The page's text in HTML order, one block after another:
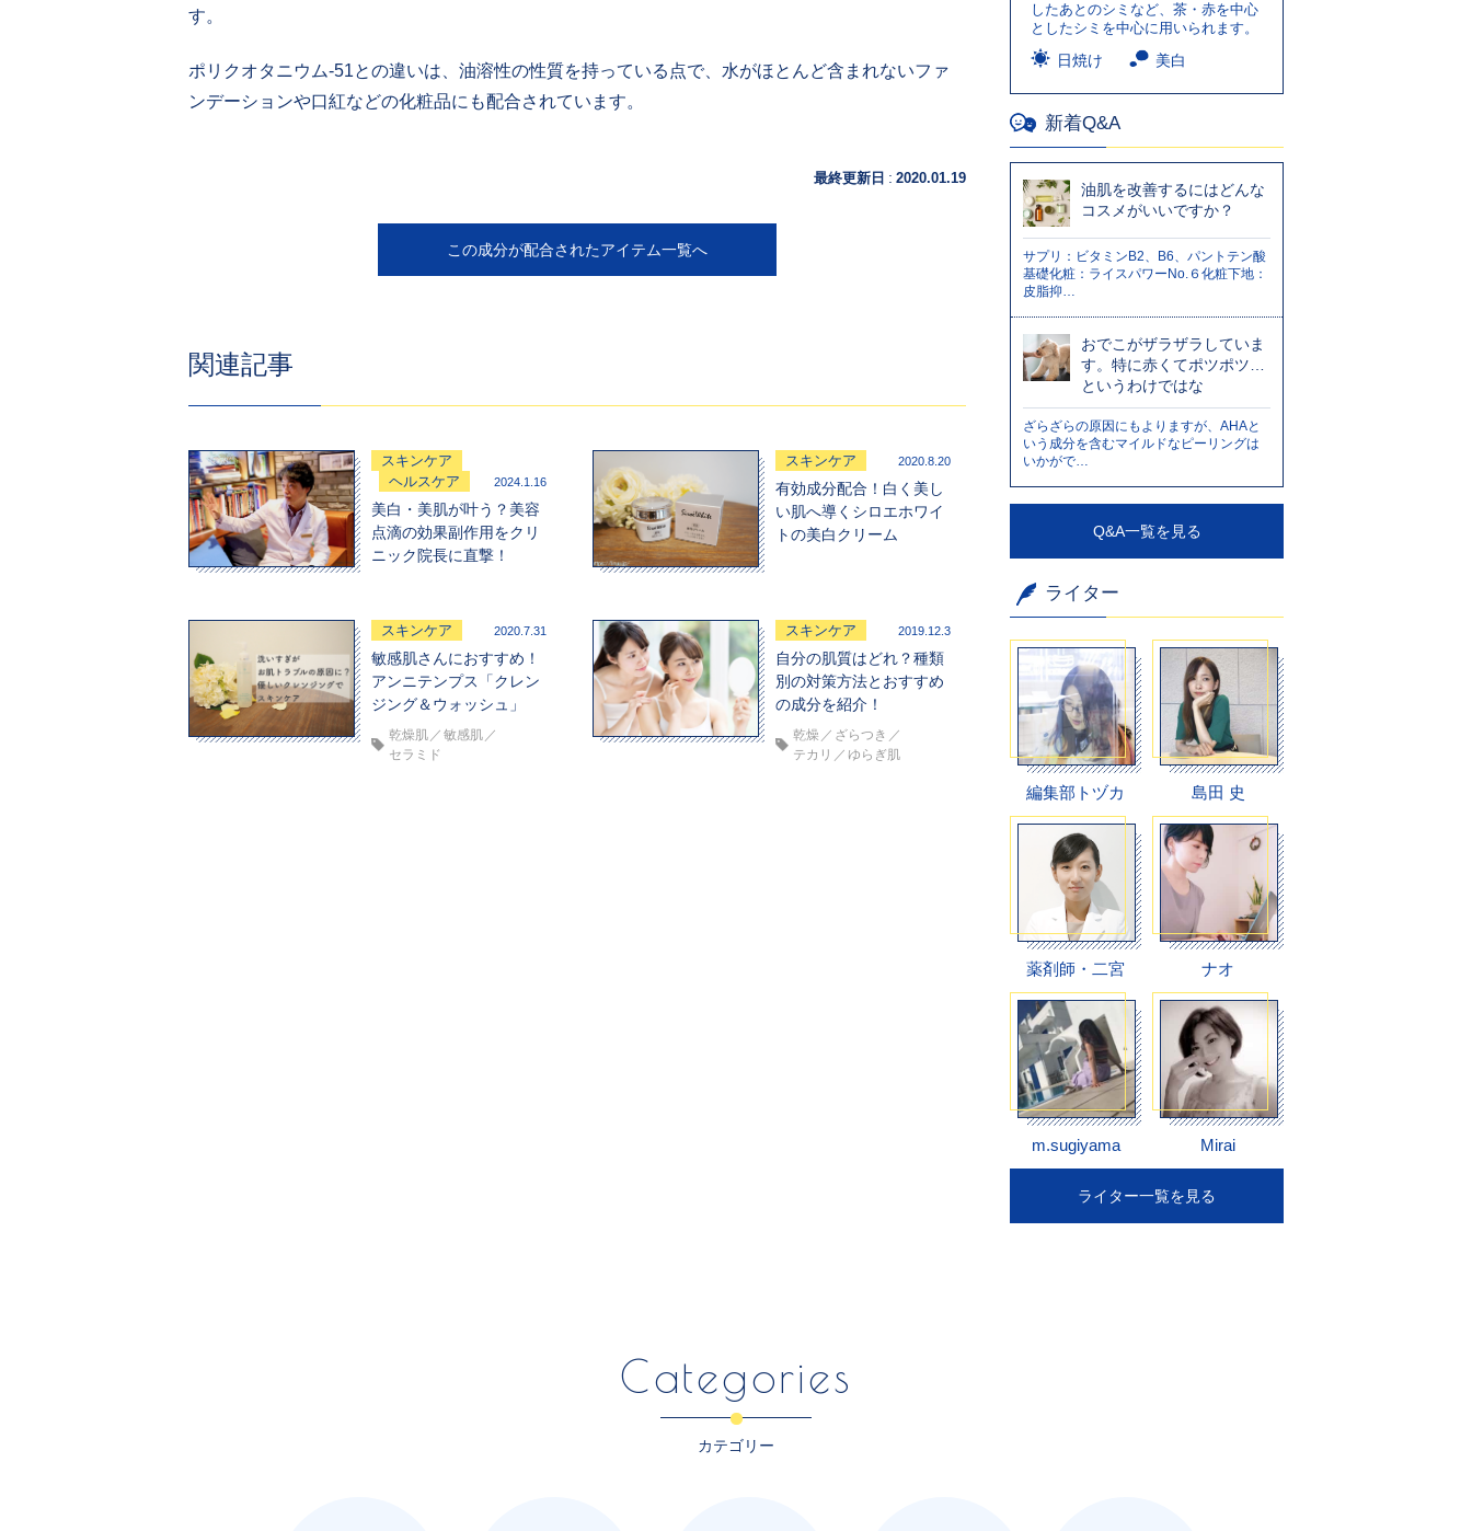
す。
ポリクオタニウム-51との違いは、油溶性の性質を持っている点で、水がほとんど含まれないファ
ンデーションや口紅などの化粧品にも配合されています。
最終更新日 : 2020.01.19
この成分が配合されたアイテム一覧へ
関連記事
スキンケア
ヘルスケア
2024.1.16
美白・美肌が叶う？美容
点滴の効果副作用をクリ
ニック院長に直撃！
スキンケア 2020.8.20
有効成分配合！白く美し
い肌へ導くシロエホワイ
トの美白クリーム
スキンケア 2020.7.31
敏感肌さんにおすすめ！
アンニテンプス「クレン
ジング＆ウォッシュ」
乾燥肌
敏感肌
セラミド
スキンケア 2019.12.3
自分の肌質はどれ？種類
別の対策方法とおすすめ
の成分を紹介！
乾燥
ざらつき
テカリ
ゆらぎ肌
したあとのシミなど、茶・赤を中心
としたシミを中心に用いられます。
日焼け 美白
新着Q&A
油肌を改善するにはどんな
コスメがいいですか？
サプリ：ビタミンB2、B6、パントテン酸
基礎化粧：ライスパワーNo.６化粧下地：
皮脂抑…
おでこがザラザラしていま
す。特に赤くてポツポツ…
というわけではな
ざらざらの原因にもよりますが、AHAと
いう成分を含むマイルドなピーリングは
いかがで…
Q&A一覧を見る
ライター
編集部トヅカ 島田 史
薬剤師・二宮 ナオ
m.sugiyama Mirai
ライター一覧を見る
Categories
カテゴリー